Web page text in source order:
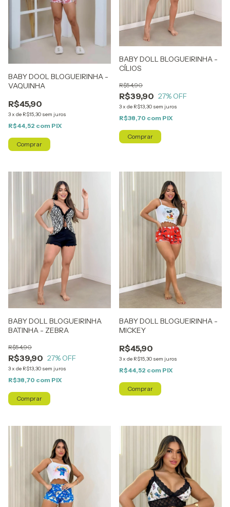
BABY DOOL BLOGUEIRINHA -
VAQUINHA
R$45,90
3x de R$15,30 sem juros
R$44,52 com PIX
Comprar
BABY DOLL BLOGUEIRINHA -
CÍLIOS
R$39,90
R$54,90
27% OFF
3x de R$13,30 sem juros
R$38,70 com PIX
Comprar
BABY DOLL BLOGUEIRINHA
BATINHA - ZEBRA
R$39,90
R$54,90
27% OFF
3x de R$13,30 sem juros
R$38,70 com PIX
Comprar
BABY DOLL BLOGUEIRINHA -
MICKEY
R$45,90
3x de R$15,30 sem juros
R$44,52 com PIX
Comprar